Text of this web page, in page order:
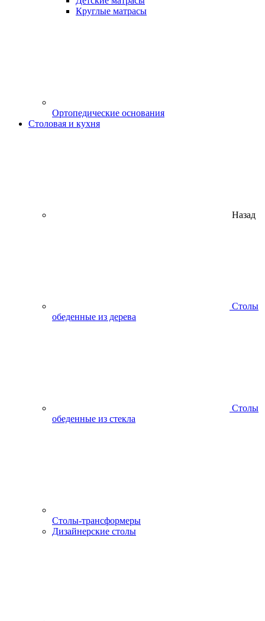
Круглые матрасы
Ортопедические основания
Столовая и кухня
Назад
Столы
обеденные из дерева
Столы
обеденные из стекла
Столы-трансформеры
Дизайнерские столы